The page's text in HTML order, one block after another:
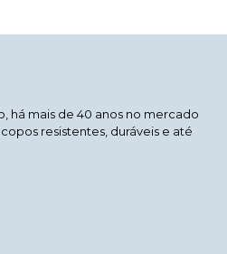
há mais de 40 anos no mercado
resistentes, duráveis e até